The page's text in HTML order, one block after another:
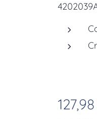
127,98